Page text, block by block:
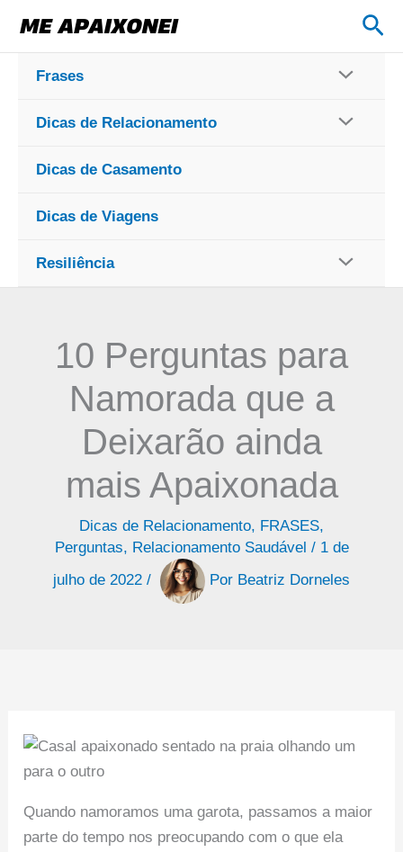
para
conteúdo
Frases
Dicas de Relacionamento
Dicas de Casamento
Dicas de Viagens
Resiliência
10 Perguntas para
Namorada que a
Deixarão ainda
mais Apaixonada
Dicas de Relacionamento, FRASES,
Perguntas, Relacionamento Saudável / 1 de
julho de 2022 / Por Beatriz Dorneles
Quando namoramos uma garota, passamos a maior
parte do tempo nos preocupando com o que ela